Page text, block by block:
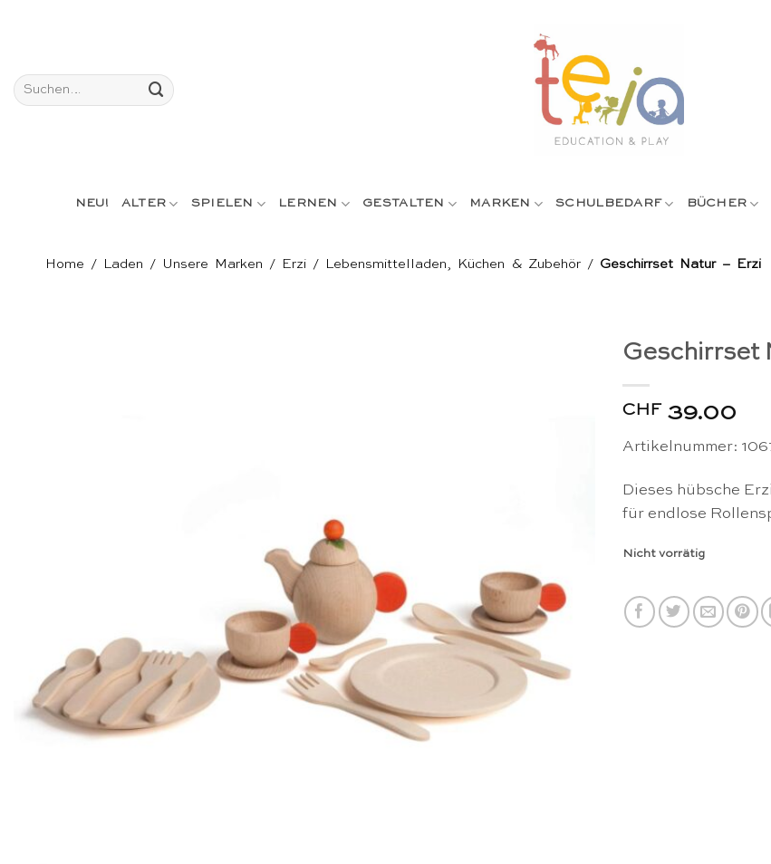
Suchen
nach:
NEU! ALTER SPIELEN LERNEN GESTALTEN MARKEN SCHULBEDARF BÜCHER
Home / Laden / Unsere Marken / Erzi / Lebensmittelladen, Küchen & Zubehör / Geschirrset Natur – Erzi
Geschirrset
CHF 39.00
Artikelnummer:
Dieses hübsche
für endlose
Nicht vorrätig